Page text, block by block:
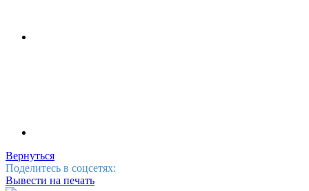
Вернуться
Поделитесь в соцсетях:
Вывести на печать